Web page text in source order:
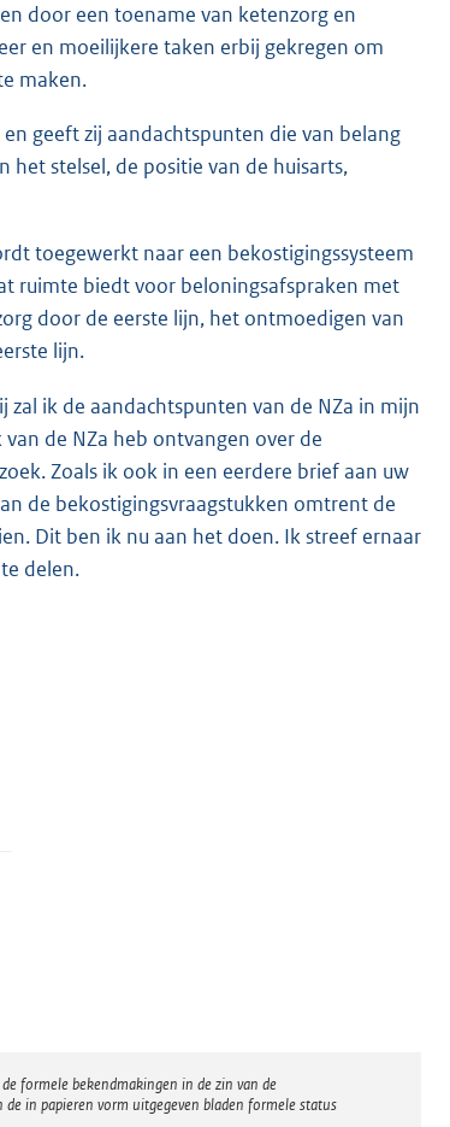
door een toename van ketenzorg en
en moeilijkere taken erbij gekregen om
maken.
geeft zij aandachtspunten die van belang
het stelsel, de positie van de huisarts,
toegewerkt naar een bekostigingssysteem
ruimte biedt voor beloningsafspraken met
door de eerste lijn, het ontmoedigen van
lijn.
ik de aandachtspunten van de NZa in mijn
de NZa heb ontvangen over de
Zoals ik ook in een eerdere brief aan uw
de bekostigingsvraagstukken omtrent de
Dit ben ik nu aan het doen. Ik streef ernaar
delen.
formele bekendmakingen in de zin van de
in papieren vorm uitgegeven bladen formele status